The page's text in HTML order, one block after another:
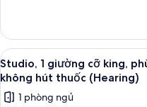
phù
hợp
cho
người
khuyết
Studio,
giường
cỡ
phù
Xem
tất
cả
7
Studio, 1 giường cỡ king,
không hút thuốc (Hearing)
1 phòng ngủ